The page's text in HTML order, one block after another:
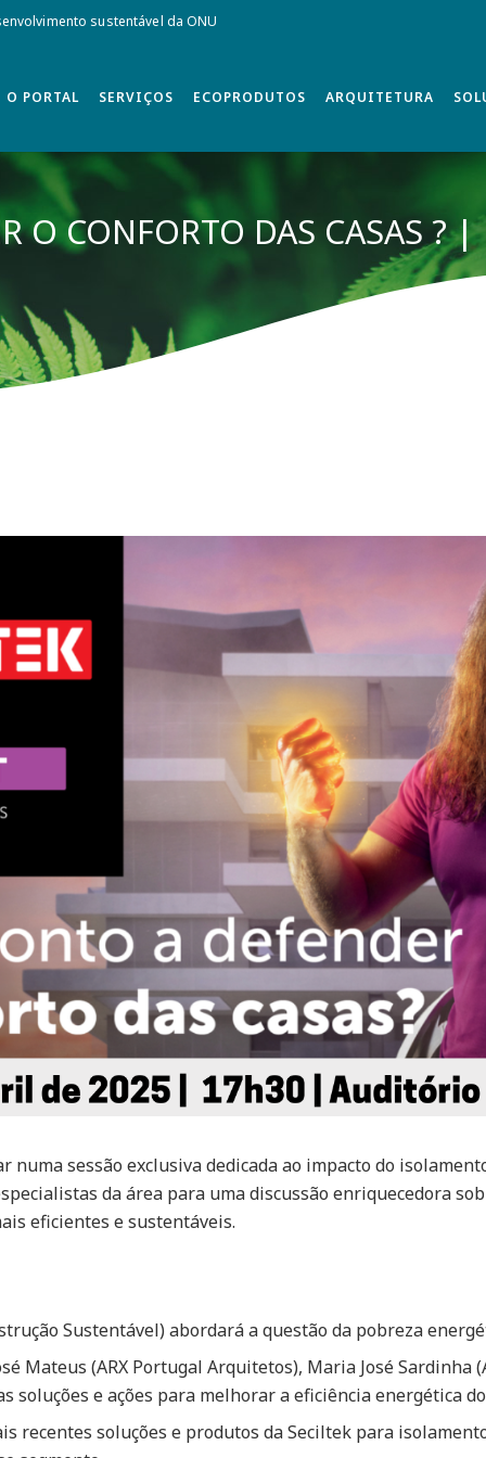
sustentável da ONU
O PORTAL SERVIÇOS ECOPRODUTOS ARQUITETURA
O CONFORTO DAS CASAS ?
numa sessão exclusiva dedicada ao impacto do
da área para uma discussão enriquecedora
eficientes e sustentáveis.
Sustentável) abordará a questão da pobreza
Mateus (ARX Portugal Arquitetos), Maria José
soluções e ações para melhorar a eficiência energética
recentes soluções e produtos daSeciltek para